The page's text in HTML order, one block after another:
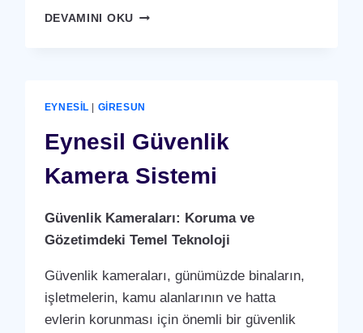
DEVAMINI OKUEYNESIL
EYNESIL GIRESUN
Eynesil Güvenlik
Kamera Sistemi
Güvenlik Kameraları: Koruma ve
Gözetimdeki Temel Teknoloji
Güvenlik kameraları, günümüzde binaların,
işletmelerin, kamu alanlarının ve hatta
evlerin korunması için önemli bir güvenlik